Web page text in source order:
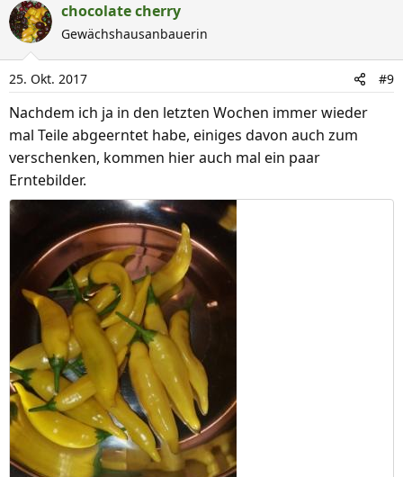
chocolate cherry
Gewächshausanbauerin
25. Okt. 2017 #9
Nachdem ich ja in den letzten Wochen immer wieder
mal Teile abgeerntet habe, einiges davon auch zum
verschenken, kommen hier auch mal ein paar
Erntebilder.